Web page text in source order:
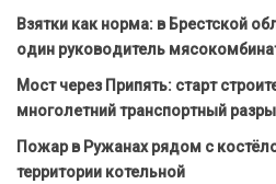
Взятки как норма: в Брестской
один руководитель
Мост через Припять: старт
многолетний транспортный
Пожар в Ружанах рядом с
территории котельной